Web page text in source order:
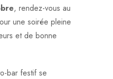
, rendez-vous au
une soirée pleine
et de bonne
bar festif se